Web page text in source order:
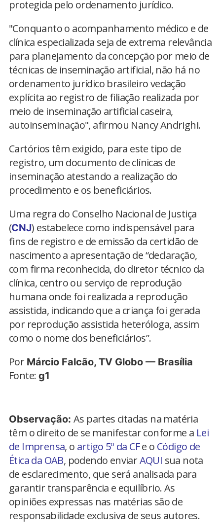
protegida pelo ordenamento jurídico.
"Conquanto o acompanhamento médico e de
clínica especializada seja de extrema relevância
para planejamento da concepção por meio de
técnicas de inseminação artificial, não há no
ordenamento jurídico brasileiro vedação
explícita ao registro de filiação realizada por
meio de inseminação artificial caseira,
autoinseminação", afirmou Nancy Andrighi.
Cartórios têm exigido, para este tipo de
registro, um documento de clínicas de
inseminação atestando a realização do
procedimento e os beneficiários.
Uma regra do Conselho Nacional de Justiça
(CNJ) estabelece como indispensável para
fins de registro e de emissão da certidão de
nascimento a apresentação de “declaração,
com firma reconhecida, do diretor técnico da
clínica, centro ou serviço de reprodução
humana onde foi realizada a reprodução
assistida, indicando que a criança foi gerada
por reprodução assistida heteróloga, assim
como o nome dos beneficiários”.
Por Márcio Falcão, TV Globo — Brasília
Fonte: g1
Observação: As partes citadas na matéria
têm o direito de se manifestar conforme a Lei
de Imprensa, o artigo 5º da CFe o Código de
Ética da OAB, podendo enviarAQUI sua nota
de esclarecimento, que será analisada para
garantir transparência e equilíbrio. As
opiniões expressas nas matérias são de
responsabilidade exclusiva de seus autores.